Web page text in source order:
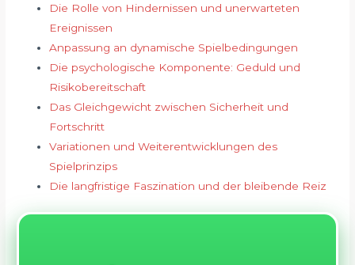
Die Rolle von Hindernissen und unerwarteten
Ereignissen
Anpassung an dynamische Spielbedingungen
Die psychologische Komponente: Geduld und
Risikobereitschaft
Das Gleichgewicht zwischen Sicherheit und
Fortschritt
Variationen und Weiterentwicklungen des
Spielprinzips
Die langfristige Faszination und der bleibende Reiz